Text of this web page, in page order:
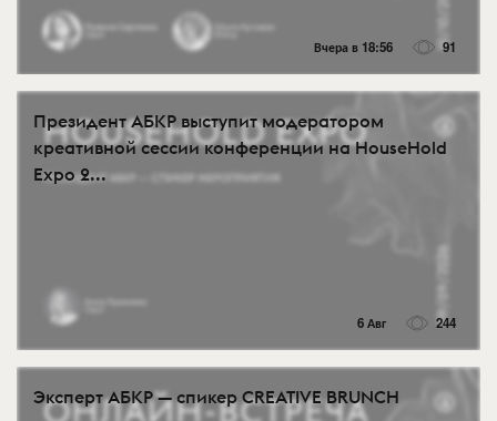
Вчера в 18:56 91
Президент АБКР выступит модератором
креативной сессии конференции на HouseHold
Expo 2...
6 Авг 244
Эксперт АБКР — спикер CREATIVE BRUNCH